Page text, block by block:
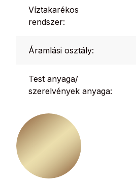
Víztakarékos
rendszer:
Áramlási osztály:
Test anyaga/
szerelvények anyaga: